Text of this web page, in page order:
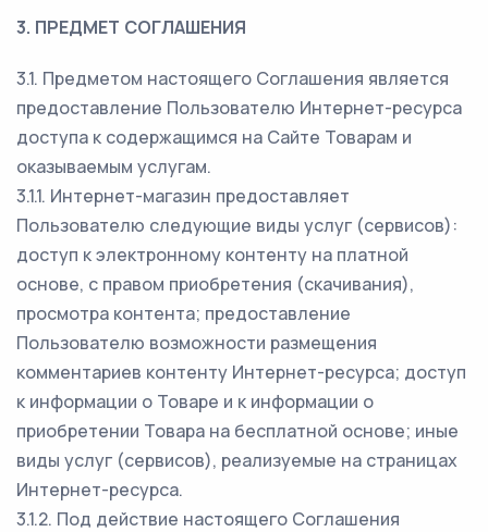
3. ПРЕДМЕТ СОГЛАШЕНИЯ
3.1. Предметом настоящего Соглашения является
предоставление Пользователю Интернет-ресурса
доступа к содержащимся на Сайте Товарам и
оказываемым услугам.
3.1.1. Интернет-магазин предоставляет
Пользователю следующие виды услуг (сервисов):
доступ к электронному контенту на платной
основе, с правом приобретения (скачивания),
просмотра контента; предоставление
Пользователю возможности размещения
комментариев контенту Интернет-ресурса; доступ
к информации о Товаре и к информации о
приобретении Товара на бесплатной основе; иные
виды услуг (сервисов), реализуемые на страницах
Интернет-ресурса.
3.1.2. Под действие настоящего Соглашения